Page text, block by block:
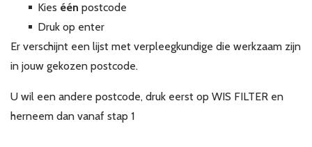
Kies één postcode
Druk op enter
Er verschijnt een lijst met verpleegkundige die werkzaam zijn
in jouw gekozen postcode.
U wil een andere postcode, druk eerst op WIS FILTER en
herneem dan vanaf stap 1
Account